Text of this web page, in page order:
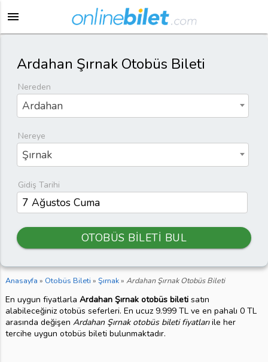
menu
Ardahan Şırnak Otobüs Bileti
Nereden
Ardahan
Nereye
Şırnak
Gidiş Tarihi
OTOBÜS BİLETİ BUL
Anasayfa » Otobüs Bileti » Şırnak» Ardahan Şırnak Otobüs Bileti
En uygun fiyatlarla Ardahan Şırnak otobüs biletisatın
alabileceğiniz otobüs seferleri. En ucuz 9.999 TL ve en pahalı 0 TL
arasında değişen Ardahan Şırnak otobüs bileti fiyatlarıile her
tercihe uygun otobüs bileti bulunmaktadır.